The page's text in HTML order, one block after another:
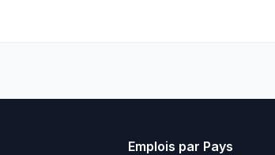
Emplois par Pays